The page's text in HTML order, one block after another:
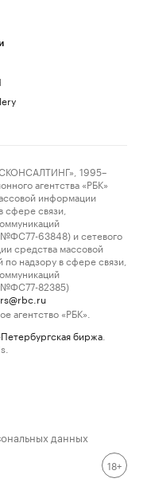
1995–
агентства «РБК»
информации
сфере связи,
63848) и сетевого
средства массовой
надзору в сфере связи,
№ФС77-82385)
агентство «РБК».
биржа
данных
18+